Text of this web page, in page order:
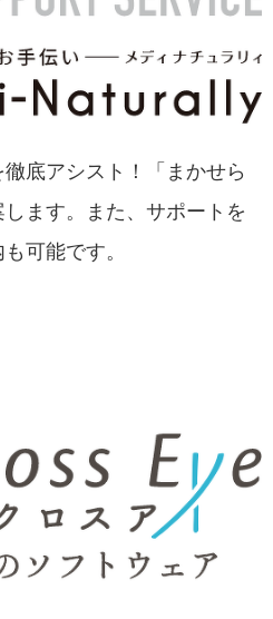
底アシスト！「まかせら
ます。また、サポートを
可能です。